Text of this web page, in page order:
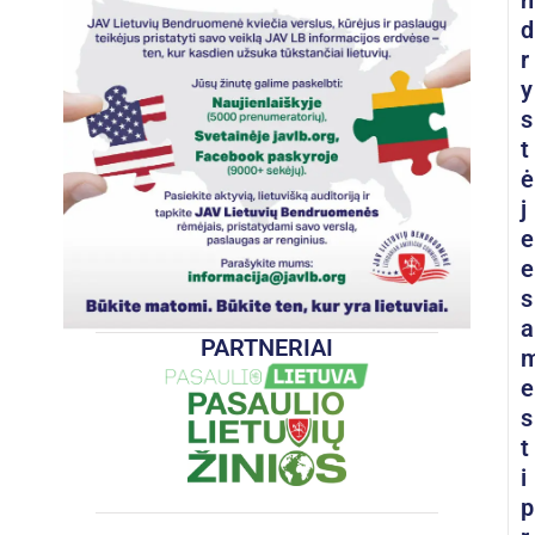
PARTNERIAI
d
r
y
s
t
ė
j
e
e
s
a
e
s
t
i
p